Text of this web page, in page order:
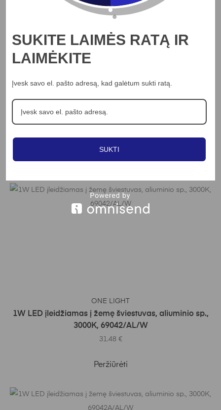
18W LED įleidžiamas šviestuvas, baltas,
Peržiūrėti
ONE LIGHT
1W LED įleidžiamas į žemę šviestuvas, aliuminio sp.,
3000K, 69042/AL/W
31.48 €
Peržiūrėti
SUKITE LAIMĖS RATĄ IR
LAIMĖKITE
Įvesk savo el. pašto adresą, kad galėtum sukti ratą.
SUKTI